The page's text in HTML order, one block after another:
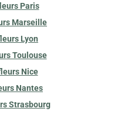
Paris
Marseille
Lyon
Toulouse
Nice
Nantes
Strasbourg